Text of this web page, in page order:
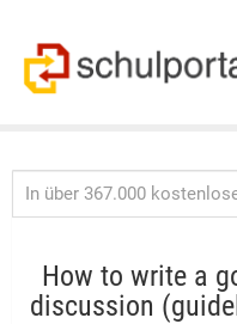
How to write a
discussion